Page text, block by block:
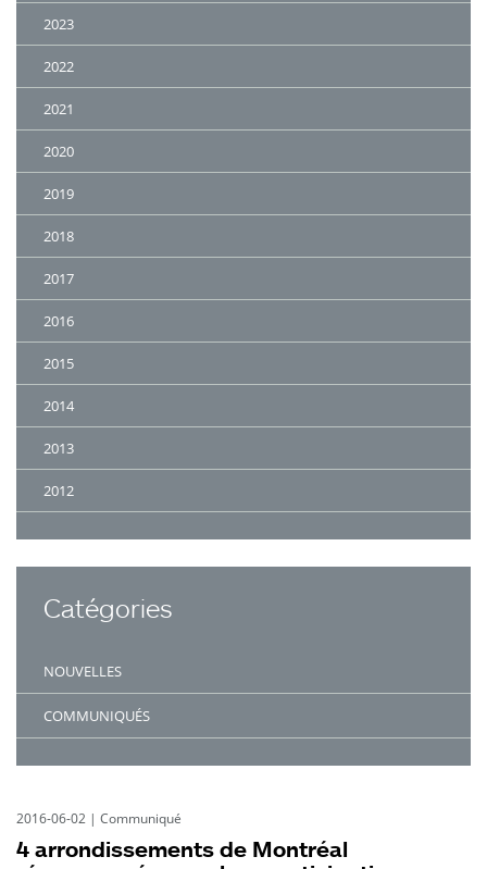
2023
2022
2021
2020
2019
2018
2017
2016
2015
2014
2013
2012
Catégories
NOUVELLES
COMMUNIQUÉS
2016-06-02 | Communiqué
4 arrondissements de Montréal